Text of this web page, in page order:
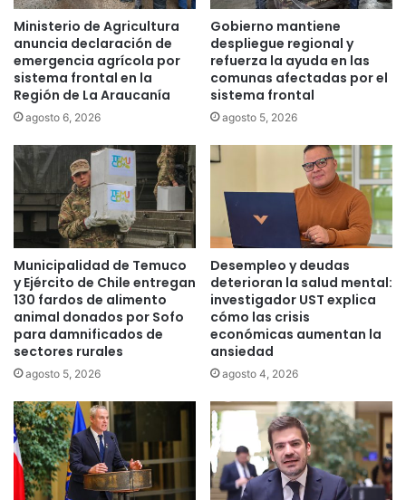
a
n
1
4
0
á
r
b
o
l
e
s
n
a
t
i
v
o
s
a
c
m
b
r
e
p
o
o
m
i
c
i
d
i
o
f
r
s
t
r
a
d
Ministerio de Agricultura
anuncia declaración de
emergencia agrícola por
sistema frontal en la
Región de La Araucanía
agosto 6, 2026
Gobierno mantiene
despliegue regional y
refuerza la ayuda en las
comunas afectadas por el
sistema frontal
agosto 5, 2026
Municipalidad de Temuco
y Ejército de Chile entregan
130 fardos de alimento
animal donados por Sofo
para damnificados de
sectores rurales
agosto 5, 2026
Desempleo y deudas
deterioran la salud mental:
investigador UST explica
cómo las crisis
económicas aumentan la
ansiedad
agosto 4, 2026